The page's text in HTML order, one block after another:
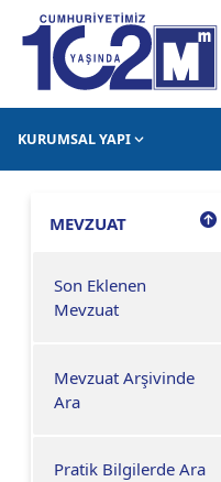
KURUMSAL YAPI
MEVZUAT
Son Eklenen
Mevzuat
Mevzuat Arşivinde
Ara
Pratik Bilgilerde Ara